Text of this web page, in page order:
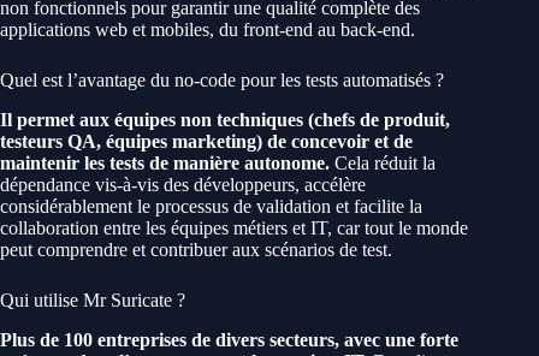
non fonctionnels pour garantir une qualité complète des
applications web et mobiles, du front-end au back-end.
Quel est l’avantage du no-code pour les tests automatisés ?
Il permet aux équipes non techniques (chefs de produit,
testeurs QA, équipes marketing) de concevoir et de
maintenir les tests de manière autonome. Cela réduit la
dépendance vis-à-vis des développeurs, accélère
considérablement le processus de validation et facilite la
collaboration entre les équipes métiers et IT, car tout le monde
peut comprendre et contribuer aux scénarios de test.
Qui utilise Mr Suricate ?
Plus de 100 entreprises de divers secteurs, avec une forte